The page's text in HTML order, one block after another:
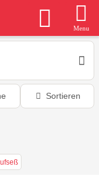
Menu
Sortieren